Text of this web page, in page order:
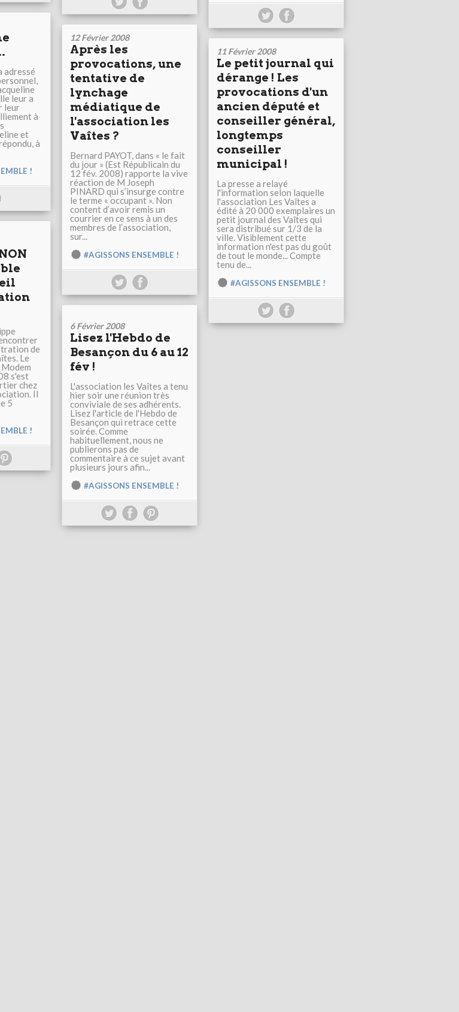
adressé
leur a
leur
à
et
à
!
12 Février 2008
Après les
provocations, une
tentative de
lynchage
médiatique de
l'association les
Vaîtes ?
Bernard PAYOT, dans « le fait
du jour » (Est Républicain du
12 fév. 2008) rapporte la vive
réaction de M Joseph
PINARD qui s’insurge contre
le terme « occupant ». Non
content d’avoir remis un
courrier en ce sens à un des
membres de l’association,
sur...
#AGISSONS ENSEMBLE !
11 Février 2008
Le petit journal qui
dérange ! Les
provocations d'un
ancien député et
conseiller général,
longtemps
conseiller
municipal !
La presse a relayé
l'information selon laquelle
l'association Les Vaîtes a
édité à 20 000 exemplaires un
petit journal des Vaîtes qui
sera distribué sur 1/3 de la
ville. Visiblement cette
information n'est pas du goût
de tout le monde... Compte
tenu de...
#AGISSONS ENSEMBLE !
de
Le
s'est
chez
Il
5
!
6 Février 2008
Lisez l'Hebdo de
Besançon du 6 au 12
fév !
L'association les Vaîtes a tenu
hier soir une réunion très
conviviale de ses adhérents.
Lisez l'article de l'Hebdo de
Besançon qui retrace cette
soirée. Comme
habituellement, nous ne
publierons pas de
commentaire à ce sujet avant
plusieurs jours afin...
#AGISSONS ENSEMBLE !